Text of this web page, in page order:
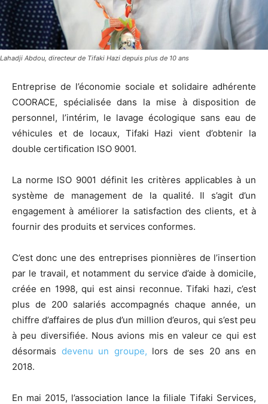
Lahadji Abdou, directeur de Tifaki Hazi depuis plus de 10 ans
Entreprise de l’économie sociale et solidaire adhérente
COORACE, spécialisée dans la mise à disposition de
personnel, l’intérim, le lavage écologique sans eau de
véhicules et de locaux, Tifaki Hazi vient d’obtenir la
double certification ISO 9001.
La norme ISO 9001 définit les critères applicables à un
système de management de la qualité. Il s’agit d’un
engagement à améliorer la satisfaction des clients, et à
fournir des produits et services conformes.
C’est donc une des entreprises pionnières de l’insertion
par le travail, et notamment du service d’aide à domicile,
créée en 1998, qui est ainsi reconnue. Tifaki hazi, c’est
plus de 200 salariés accompagnés chaque année, un
chiffre d’affaires de plus d’un million d’euros, qui s’est peu
à peu diversifiée. Nous avions mis en valeur ce qui est
désormais devenu un groupe, lors de ses 20 ans en
2018.
En mai 2015, l’association lance la filiale Tifaki Services,